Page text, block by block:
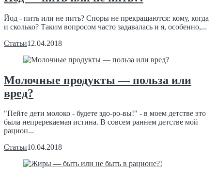
Йод - пить или не пить? Споры не прекращаются: кому, когда
и сколько? Таким вопросом часто задавалась и я, особенно,...
Статьи12.04.2018
Молочные продукты — польза или
вред?
"Пейте дети молоко - будете здо-ро-вы!" - в моем детстве это
была непререкаемая истина. В совсем раннем детстве мой
рацион...
Статьи10.04.2018